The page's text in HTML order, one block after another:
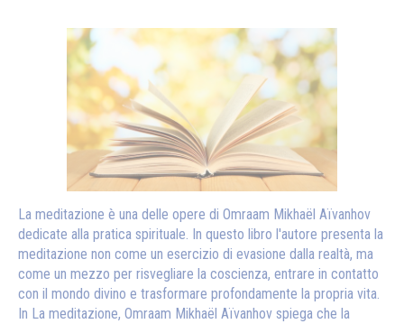
La meditazione è una delle opere di Omraam Mikhaël Aïvanhov
dedicate alla pratica spirituale. In questo libro l'autore presenta la
meditazione non come un esercizio di evasione dalla realtà, ma
come un mezzo per risvegliare la coscienza, entrare in contatto
con il mondo divino e trasformare profondamente la propria vita.
In La meditazione, Omraam Mikhaël Aïvanhov spiega che la